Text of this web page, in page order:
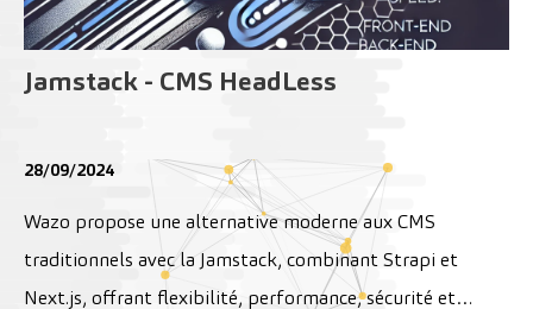
Jamstack - CMS HeadLess
28/09/2024
Wazo propose une alternative moderne aux CMS
traditionnels avec la Jamstack, combinant Strapi et
Next.js, offrant flexibilité, performance, sécurité et